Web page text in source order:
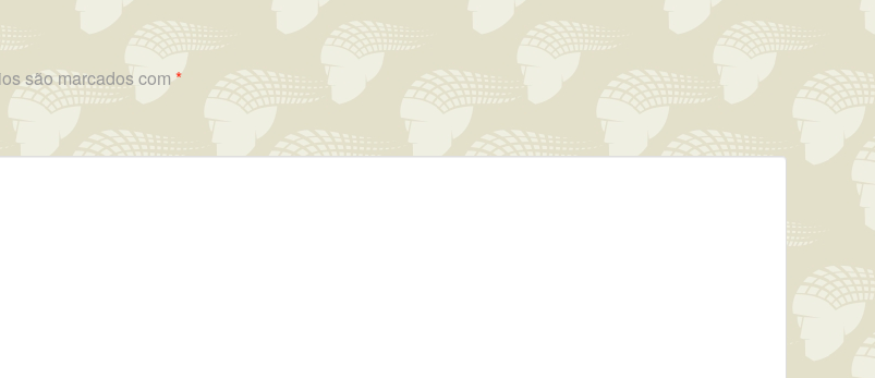
são marcados com*